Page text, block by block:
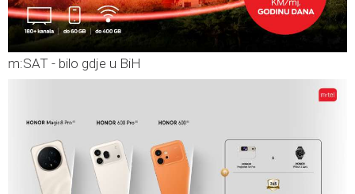
m:SAT - bilo gdje u BiH